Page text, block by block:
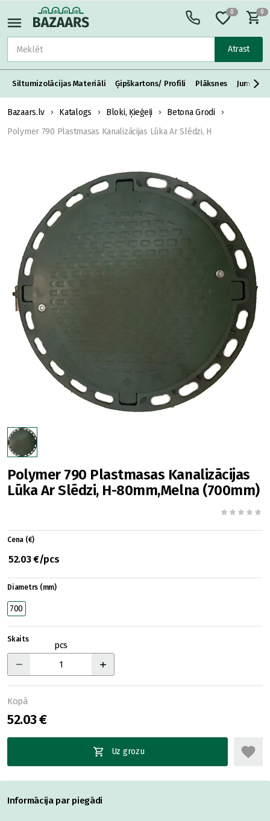
Atrast
0 0
Siltumizolācijas Materiāli Ģipškartons/ Profili Plāksnes Jumta
Bazaars.lv Katalogs Bloki, Ķieģeļi
Betona Grodi
Polymer 790 Plastmasas Kanalizācijas Lūka Ar Slēdzi, H
Polymer 790 Plastmasas Kanalizācijas
Lūka Ar Slēdzi, H-80mm,Melna (700mm)
Cena (€)
52.03 €/pcs
Diametrs (mm)
700
Skaits
pcs
Kopā
52.03 €
Uz grozu
Informācija par piegādi